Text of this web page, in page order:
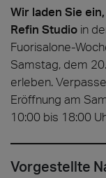
Wir laden Sie
Refin Studio in
Fuorisalone-
Samstag, dem
erleben.
Eröffnung am
10:00 bis 18:00
Vorgestellte